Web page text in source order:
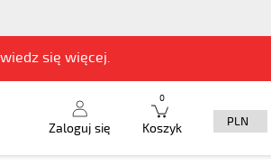
się więcej.
Zaloguj się Koszyk
0